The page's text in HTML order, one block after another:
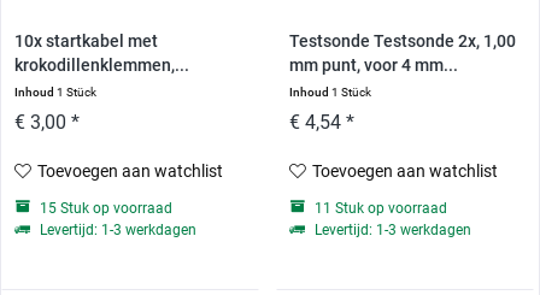
10x startkabel met
krokodillenklemmen,...
Inhoud1 Stück
€ 3,00 *
Toevoegen aan watchlist
15 Stuk op voorraad
Levertijd: 1-3 werkdagen
Testsonde Testsonde 2x, 1,00
mm punt, voor 4 mm...
Inhoud 1 Stück
€ 4,54 *
Toevoegen aan watchlist
11 Stuk op voorraad
Levertijd: 1-3 werkdagen